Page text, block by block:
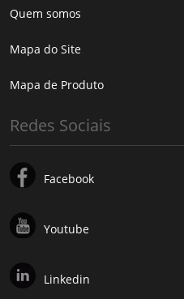
Quem somos
Mapa do Site
Mapa de Produto
Redes Sociais
Facebook
Youtube
Linkedin